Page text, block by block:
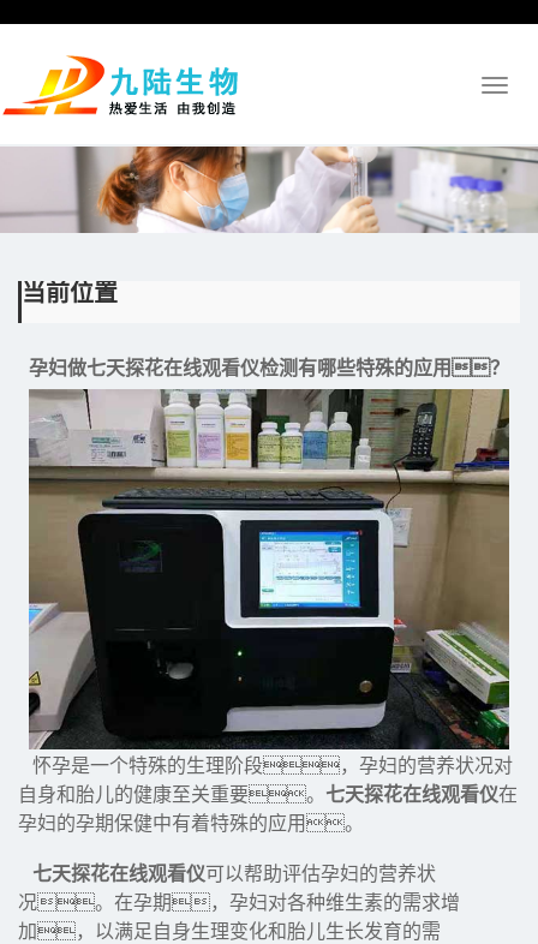
Toggle
当前位置
孕妇做七天探花在线观看仪检测有哪些特殊的应用？
怀孕是一个特殊的生理阶段，孕妇的营养状况对
自身和胎儿的健康至关重要。 七天探花在线观看仪在
孕妇的孕期保健中有着特殊的应用。
七天探花在线观看仪可以帮助评估孕妇的营养状
况。在孕期，孕妇对各种维生素的需求增
加，以满足自身生理变化和胎儿生长发育的需